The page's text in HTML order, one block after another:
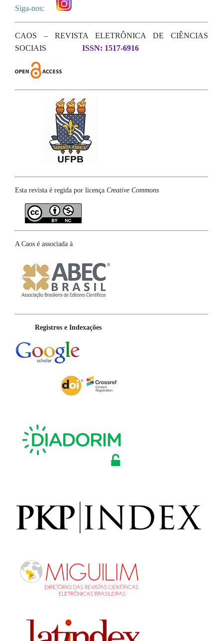
Siga-nos:
CAOS – REVISTA ELETRÔNICA DE CIÊNCIAS
SOCIAIS
ISSN: 1517-6916
Esta revista é regida por licença Creative Commons
A Caos é associada à
Registros e Indexações